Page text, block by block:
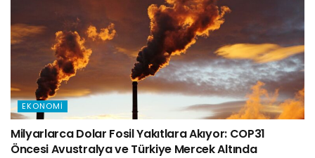
EKONOMI
Milyarlarca Dolar Fosil Yakıtlara Akıyor: COP31
Öncesi Avustralya ve Türkiye Mercek Altında